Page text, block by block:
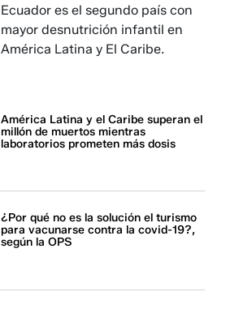
Ecuador es el segundo país con
mayor desnutrición infantil en
América Latina y El Caribe.
América Latina y el Caribe superan el
millón de muertos mientras
laboratorios prometen más dosis
¿Por qué no es la solución el turismo
para vacunarse contra la covid-19?,
según la OPS